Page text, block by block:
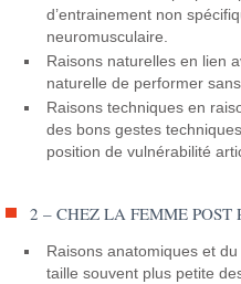
d’entrainement non
neuromusculaire.
Raisons naturelles en lien
naturelle de performer
Raisons techniques en
des bons gestes
position de vulnérabilité
2 – CHEZ LA FEMME POST
Raisons anatomiques et
taille souvent plus petite